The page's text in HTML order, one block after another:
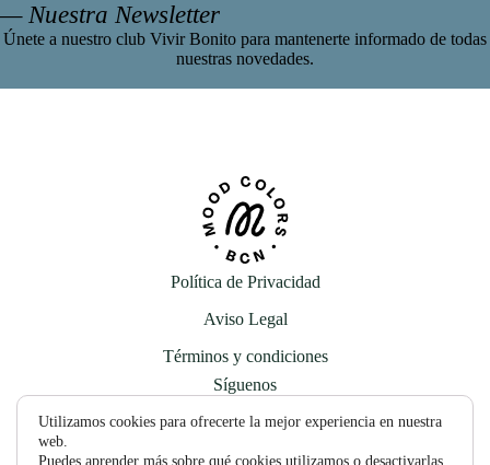
— Nuestra Newsletter
Únete a nuestro club Vivir Bonito para mantenerte informado de todas
nuestras novedades.
Política de Privacidad
Aviso Legal
Términos y condiciones
Síguenos
Utilizamos cookies para ofrecerte la mejor experiencia en nuestra
web.
Puedes aprender más sobre qué cookies utilizamos o desactivarlas